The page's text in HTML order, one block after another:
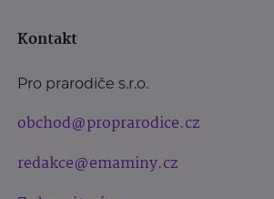
Kontakt
Pro prarodiče s.r.o.
obchod@proprarodice.cz
redakce@emaminy.cz